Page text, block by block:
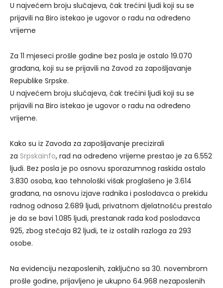
U najvećem broju slučajeva, čak trećini ljudi koji su se
prijavili na Biro istekao je ugovor o radu na određeno
vrijeme
Za 11 mjeseci prošle godine bez posla je ostalo 19.070
građana, koji su se prijavili na Zavod za zapošljavanje
Republike Srpske.
U najvećem broju slučajeva, čak trećini ljudi koji su se
prijavili na Biro istekao je ugovor o radu na određeno
vrijeme.
Kako su iz Zavoda za zapošljavanje precizirali
za Srpskainfo, rad na određeno vrijeme prestao je za 6.552
ljudi. Bez posla je po osnovu sporazumnog raskida ostalo
3.830 osoba, kao tehnološki višak proglašeno je 3.614
građana, na osnovu izjave radnika i poslodavca o prekidu
radnog odnosa 2.689 ljudi, privatnom djelatnošću prestalo
je da se bavi 1.085 ljudi, prestanak rada kod poslodavca
925, zbog stečaja 82 ljudi, te iz ostalih razloga za 293
osobe.
Na evidenciju nezaposlenih, zaključno sa 30. novembrom
prošle godine, prijavljeno je ukupno 64.968 nezaposlenih